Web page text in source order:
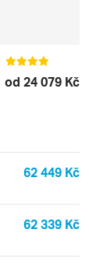
od 24 079 Kč
62 449 Kč
62 339 Kč